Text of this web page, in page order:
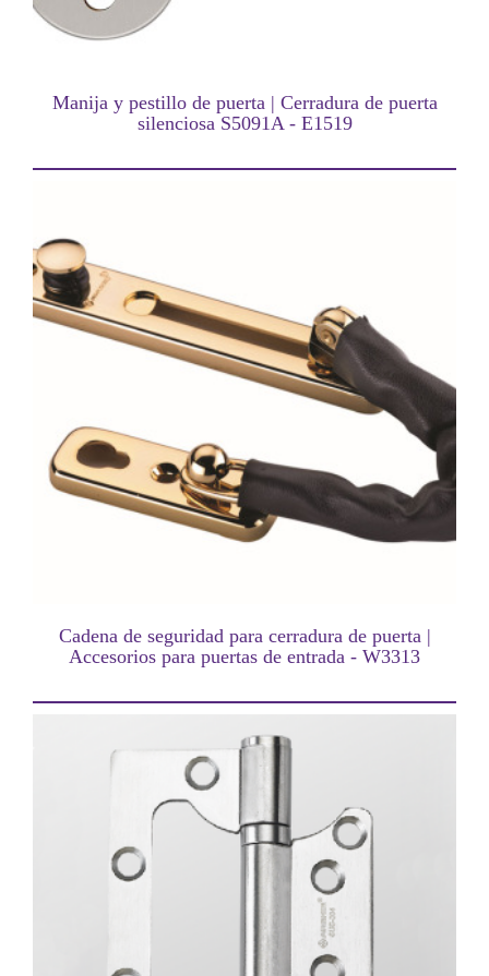
Manija y pestillo de puerta | Cerradura de puerta
silenciosa S5091A - E1519
Cadena de seguridad para cerradura de puerta |
Accesorios para puertas de entrada - W3313